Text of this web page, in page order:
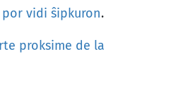
por vidi ŝipkuron.
proksime de la